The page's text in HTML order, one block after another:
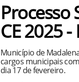
Processo
CE 2025
Município de
cargos municipais
dia 17 de fevereiro.